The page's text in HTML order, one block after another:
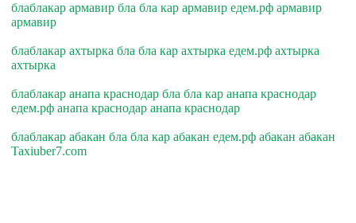
блаблакар армавир бла бла кар армавир едем.рф армавир
армавир
блаблакар ахтырка бла бла кар ахтырка едем.рф ахтырка
ахтырка
блаблакар анапа краснодар бла бла кар анапа краснодар
едем.рф анапа краснодар анапа краснодар
блаблакар абакан бла бла кар абакан едем.рф абакан абакан
Taxiuber7.com